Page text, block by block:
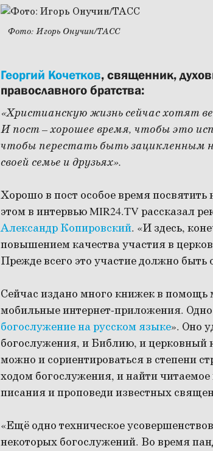
Фото: Игорь Онучин/ТАСС
Георгий Кочетков, священник,
православного братства:
«Христианскую жизнь сейчас хотят
И пост – хорошее время, чтобы это
чтобы перестать быть зацикленным
своей семье и друзьях».
Хорошо в пост особое время
этом в интервью MIR24.TV рассказал
Александр Копировский. «И здесь,
повышением качества участия в
Прежде всего это участие должно
Сейчас издано много книжек в
мобильные интернет-приложения.
богослужение на русском языке». Оно
богослужения, и Библию, и церковный
можно и сориентироваться в степени
ходом богослужения, и найти
писания и проповеди известных
«Ещё одно техническое
некоторых богослужений. Во время